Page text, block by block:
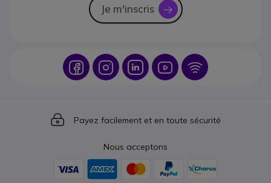
Je m'inscris icon
Icon IconIcon Icon Icon
Icon
Payez facilement et en toute sécurité
Nous acceptons